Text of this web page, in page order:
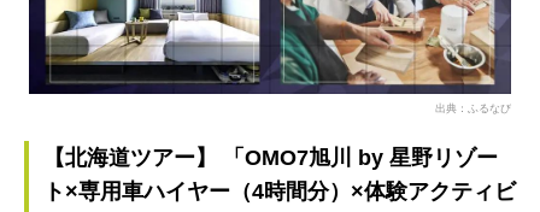
出典：ふるなび
【北海道ツアー】 「OMO7旭川 by 星野リゾー
ト×専用車ハイヤー（4時間分）×体験アクティビ